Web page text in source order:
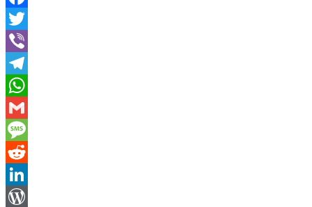
Facebook
Twitter
Viber
Telegram
WhatsApp
Gmail
Message
Reddit
LinkedIn